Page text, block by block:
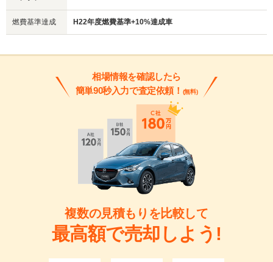
燃費基準達成 H22年度燃費基準+10%達成車
相場情報を確認したら
簡単90秒入力で査定依頼！ (無料)
複数の見積もりを比較して
最高額で売却しよう!